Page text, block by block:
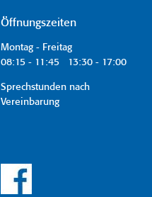
Öffnungszeiten
Montag - Freitag
08:15 - 11:45 13:30 - 17:00
Sprechstunden nach
Vereinbarung